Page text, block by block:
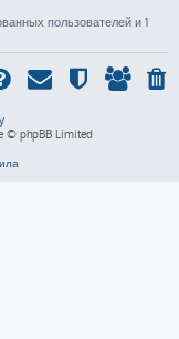
пользователей и 1
© phpBB Limited